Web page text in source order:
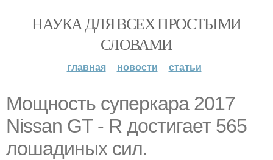
НАУКА ДЛЯ ВСЕХ ПРОСТЫМИ
СЛОВАМИ
главная новости статьи
Мощность суперкара 2017
Nissan GT - R достигает 565
лошадиных сил.